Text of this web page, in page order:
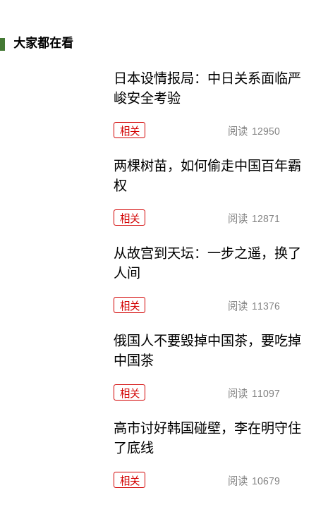
大家都在看
日本设情报局：中日关系面临严
峻安全考验
相关 阅读 12950
两棵树苗，如何偷走中国百年霸
权
相关 阅读 12871
从故宫到天坛：一步之遥，换了
人间
相关 阅读 11376
俄国人不要毁掉中国茶，要吃掉
中国茶
相关 阅读 11097
高市讨好韩国碰壁，李在明守住
了底线
相关 阅读 10679